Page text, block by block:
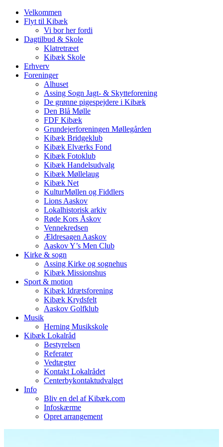
Velkommen
Flyt til Kibæk
Vi bor her fordi
Dagtilbud & Skole
Klatretræet
Kibæk Skole
Erhverv
Foreninger
Alhuset
Assing Sogn Jagt- & Skytteforening
De grønne pigespejdere i Kibæk
Den Blå Mølle
FDF Kibæk
Grundejerforeningen Møllegården
Kibæk Bridgeklub
Kibæk Elværks Fond
Kibæk Fotoklub
Kibæk Handelsudvalg
Kibæk Møllelaug
Kibæk Net
KulturMøllen og Fiddlers
Lions Aaskov
Lokalhistorisk arkiv
Røde Kors Åskov
Vennekredsen
Ældresagen Aaskov
Aaskov Y’s Men Club
Kirke & sogn
Assing Kirke og sognehus
Kibæk Missionshus
Sport & motion
Kibæk Idrætsforening
Kibæk Krydsfelt
Aaskov Golfklub
Musik
Herning Musikskole
Kibæk Lokalråd
Bestyrelsen
Referater
Vedtægter
Kontakt Lokalrådet
Centerbykontaktudvalget
Info
Bliv en del af Kibæk.com
Infoskærme
Opret arrangement